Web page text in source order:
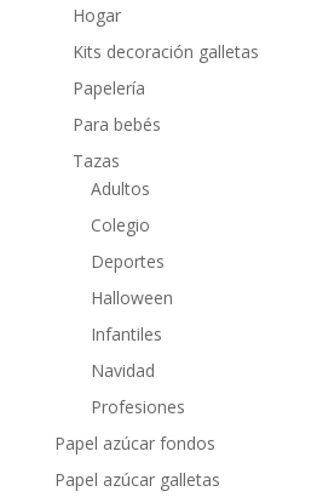
Hogar
Kits decoración galletas
Papelería
Para bebés
Tazas
Adultos
Colegio
Deportes
Halloween
Infantiles
Navidad
Profesiones
Papel azúcar fondos
Papel azúcar galletas